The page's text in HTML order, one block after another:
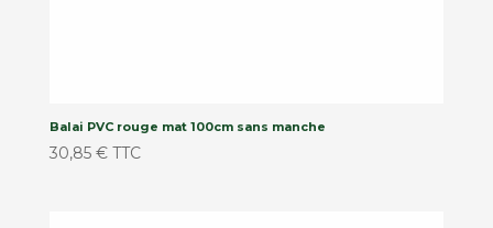
Balai PVC rouge mat 100cm sans manche
30,85 € TTC